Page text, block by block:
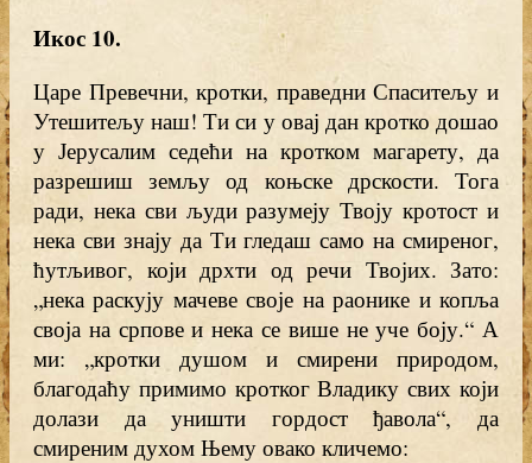
Икос 10.
Царе Превечни, кротки, праведни Спаситељу и
Утешитељу наш! Ти си у овај дан кротко дошао
у Јерусалим седећи на кротком магарету, да
разрешиш земљу од коњске дрскости. Тога
ради, нека сви људи разумеју Твоју кротост и
нека сви знају да Ти гледаш само на смиреног,
ћутљивог, који дрхти од речи Твојих. Зато:
„нека раскују мачеве своје на раонике и копља
своја на српове и нека се више не уче боју.“ А
ми: „кротки душом и смирени природом,
благодаћу примимо кротког Владику свих који
долази да уништи гордост ђавола“, да
смиреним духом Њему овако кличемо: